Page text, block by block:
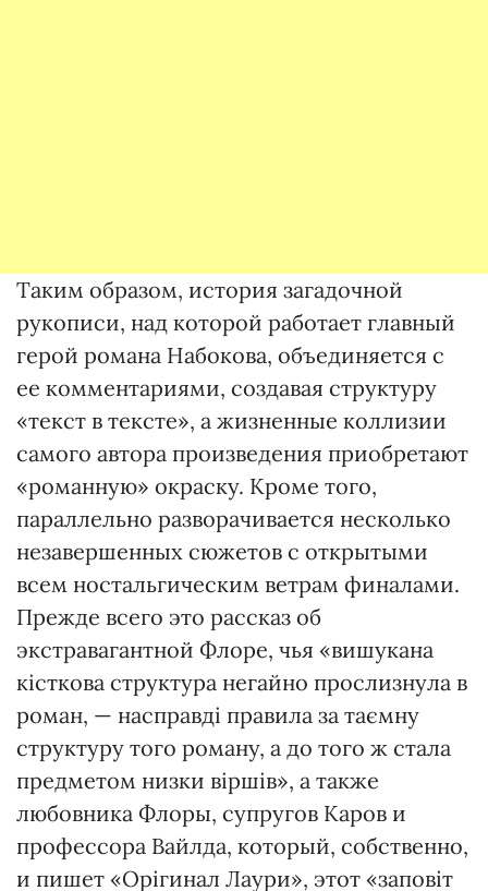
Таким образом, история загадочной
рукописи, над которой работает главный
герой романа Набокова, объединяется с
ее комментариями, создавая структуру
«текст в тексте», а жизненные коллизии
самого автора произведения приобретают
«романную» окраску. Кроме того,
параллельно разворачивается несколько
незавершенных сюжетов с открытыми
всем ностальгическим ветрам финалами.
Прежде всего это рассказ об
экстравагантной Флоре, чья «вишукана
кісткова структура негайно прослизнула в
роман, — насправді правила за таємну
структуру того роману, а до того ж стала
предметом низки віршів», а также
любовника Флоры, супругов Каров и
профессора Вайлда, который, собственно,
и пишет «Орігинал Лаури», этот «заповіт